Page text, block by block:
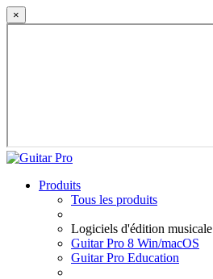
×
Produits
Tous les produits
Logiciels d'édition musicale
Guitar Pro 8 Win/macOS
Guitar Pro Education